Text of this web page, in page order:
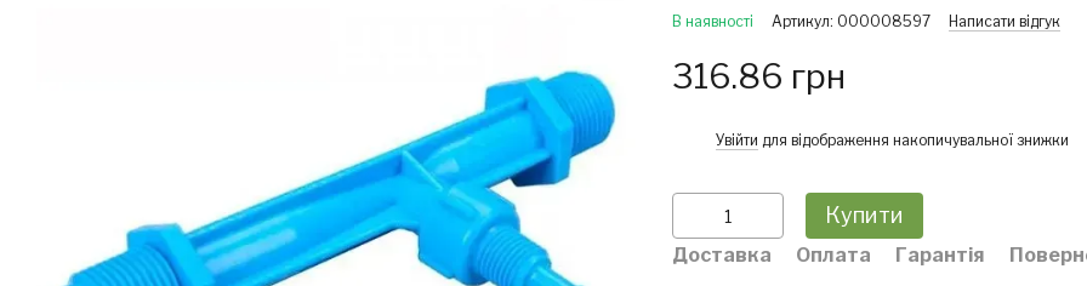
В наявності Артикул: 000008597 Написати відгук
316.86 грн
Увійти для відображення накопичувальної знижки
Купити
Доставка Оплата Гарантія